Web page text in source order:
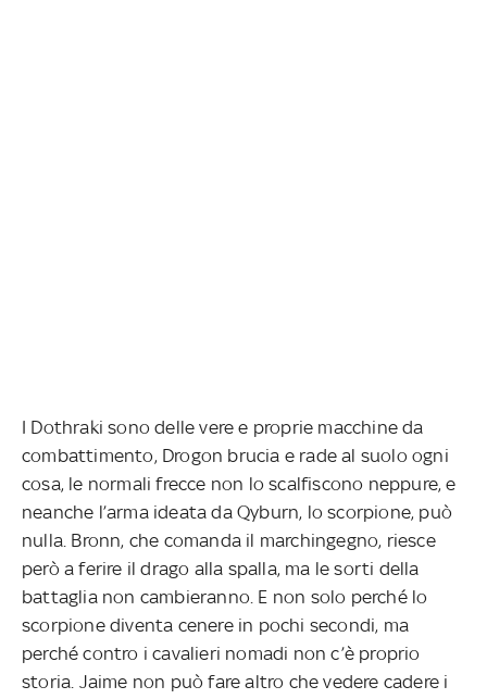
I Dothraki sono delle vere e proprie macchine da
combattimento, Drogon brucia e rade al suolo ogni
cosa, le normali frecce non lo scalfiscono neppure, e
neanche l’arma ideata da Qyburn, lo scorpione, può
nulla. Bronn, che comanda il marchingegno, riesce
però a ferire il drago alla spalla, ma le sorti della
battaglia non cambieranno. E non solo perché lo
scorpione diventa cenere in pochi secondi, ma
perché contro i cavalieri nomadi non c’è proprio
storia. Jaime non può fare altro che vedere cadere i